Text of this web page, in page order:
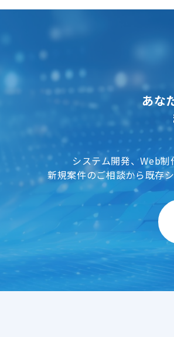
あな
システム開発、Web
新規案件のご相談から既存